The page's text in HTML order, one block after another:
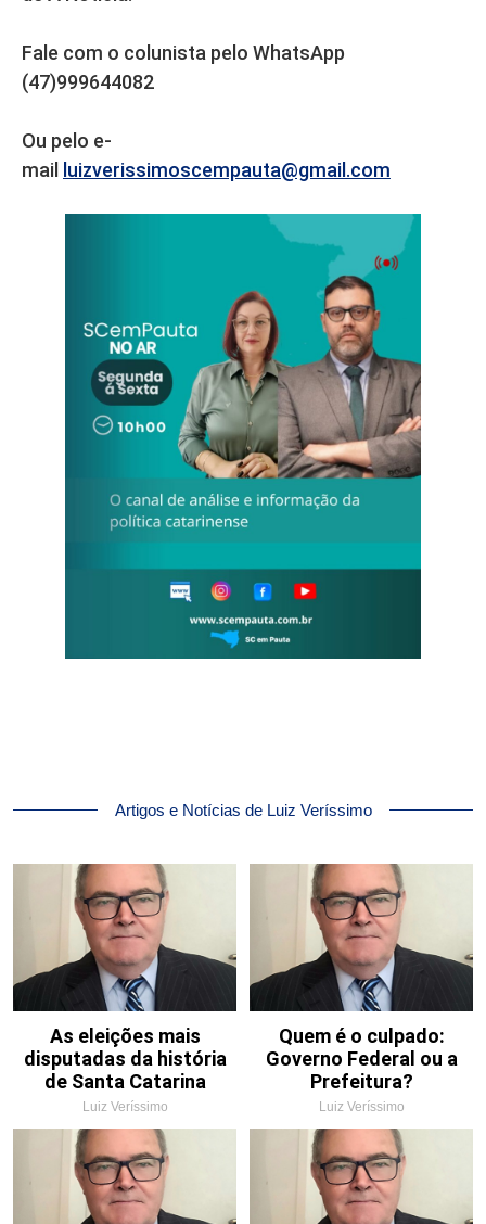
Fale com o colunista pelo WhatsApp
(47)999644082
Ou pelo e-
mail
luizverissimoscempauta@gmail.com
Artigos e Notícias de Luiz Veríssimo
As eleições mais
disputadas da história
de Santa Catarina
Luiz Veríssimo
Quem é o culpado:
Governo Federal ou a
Prefeitura?
Luiz Veríssimo